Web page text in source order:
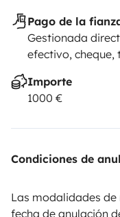
Pago de la
Gestionada
efectivo, cheque,
Importe
1000 €
Condiciones de
Las modalidades
fecha de anulación